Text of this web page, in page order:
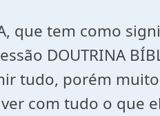
que tem como
DOUTRINA
tudo, porém
com tudo o que